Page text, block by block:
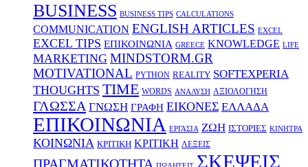
BUSINESS BUSINESS TIPS CALCULATIONS
COMMUNICATION ENGLISH ARTICLES EXCEL
EXCEL TIPS EΠΙΚΟΙΝΩΝΙΑ GREECE KNOWLEDGE LIFE
MARKETING MINDSTORM.GR
MOTIVATIONAL PYTHON REALITY SOFTEXPERIA
THOUGHTS TIME WORDS ΑΝΑΛΥΣΗ ΑΞΙΟΛΟΓΗΣΗ
ΓΛΩΣΣΑ ΓΝΩΣΗ ΓΡΑΦΗ ΕΙΚΟΝΕΣ ΕΛΛΑΔΑ
ΕΠΙΚΟΙΝΩΝΙΑ ΕΡΓΑΣΙΑ ΖΩΗ ΙΣΤΟΡΙΕΣ ΚΙΝΗΤΡΑ
ΚΟΙΝΩΝΙΑ ΚΡΙΤΙΚΗ ΚΡΙΤΙΚΗ ΛΕΞΕΙΣ
ΠΡΑΓΜΑΤΙΚΟΤΗΤΑ ΣΚΕΨΕΙΣ